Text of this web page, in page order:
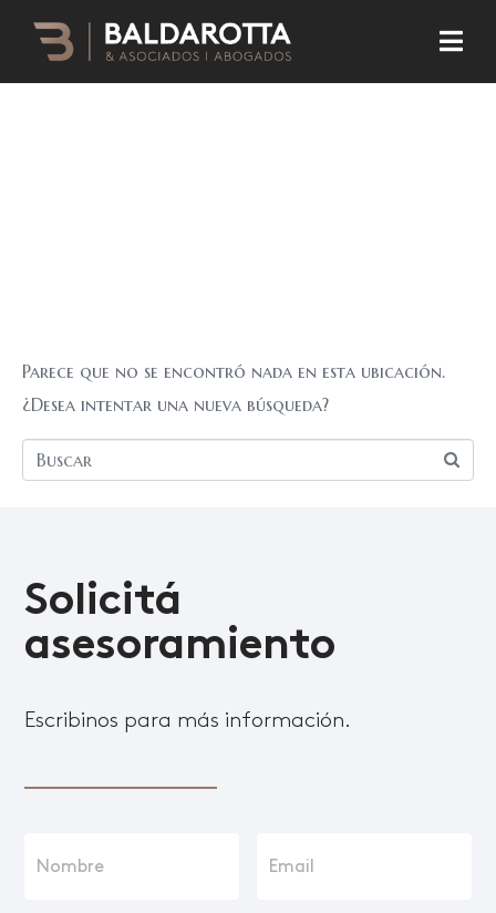
¡Vaya, no se ha
Parece que no se encontró nada en esta ubicación.
¿Desea intentar una nueva búsqueda?
Solicitá
asesoramiento
Escribinos para más información.